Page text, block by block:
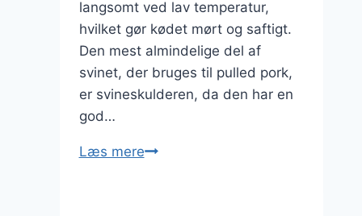
langsomt ved lav temperatur,
hvilket gør kødet mørt og saftigt.
Den mest almindelige del af
svinet, der bruges til pulled pork,
er svineskulderen, da den har en
god…
Læs merePulled